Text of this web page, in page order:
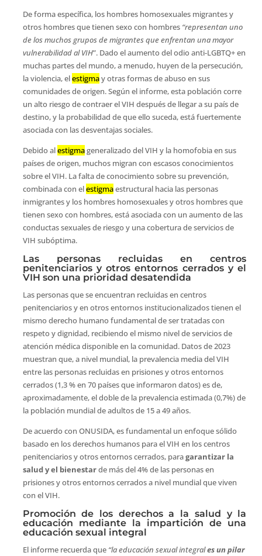
De forma específica, los hombres homosexuales migrantes y
otros hombres que tienen sexo con hombres “representan uno
de los muchos grupos de migrantes que enfrentan una mayor
vulnerabilidad al VIH”. Dado el aumento del odio anti-LGBTQ+ en
muchas partes del mundo, a menudo, huyen de la persecución,
la violencia, elestigmay otras formas de abuso en sus
comunidades de origen. Según el informe, esta población corre
un alto riesgo de contraer el VIH después de llegar a su país de
destino, y la probabilidad de que ello suceda, está fuertemente
asociada con las desventajas sociales.
Debido alestigmageneralizado del VIH y la homofobia en sus
países de origen, muchos migran con escasos conocimientos
sobre el VIH. La falta de conocimiento sobre su prevención,
combinada con elestigmaestructural hacia las personas
inmigrantes y los hombres homosexuales y otros hombres que
tienen sexo con hombres, está asociada con un aumento de las
conductas sexuales de riesgo y una cobertura de servicios de
VIH subóptima.
Las personas recluidas en centros
penitenciarios y otros entornos cerrados y el
VIH son una prioridad desatendida
Las personas que se encuentran recluidas en centros
penitenciarios y en otros entornos institucionalizados tienen el
mismo derecho humano fundamental de ser tratadas con
respeto y dignidad, recibiendo el mismo nivel de servicios de
atención médica disponible en la comunidad. Datos de 2023
muestran que, a nivel mundial, la prevalencia media del VIH
entre las personas recluidas en prisiones y otros entornos
cerrados (1,3 % en 70 países que informaron datos) es de,
aproximadamente, el doble de la prevalencia estimada (0,7%) de
la población mundial de adultos de 15 a 49 años.
De acuerdo con ONUSIDA, es fundamental un enfoque sólido
basado en los derechos humanos para el VIH en los centros
penitenciarios y otros entornos cerrados, paragarantizar la
salud y el bienestarde más del 4% de las personas en
prisiones y otros entornos cerrados a nivel mundial que viven
con el VIH.
Promoción de los derechos a la salud y la
educación mediante la impartición de una
educación sexual integral
El informe recuerda que “la educación sexual integrales un pilar